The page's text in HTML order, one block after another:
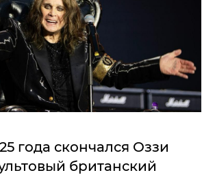
года скончался Оззи
британский